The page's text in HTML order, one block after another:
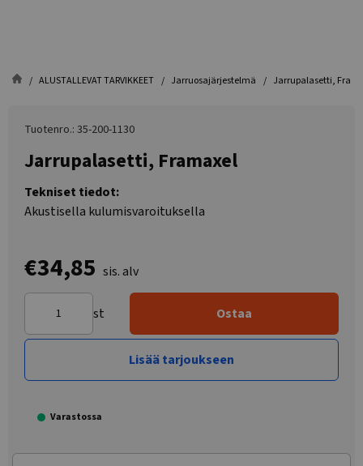
ALUSTALLEVAT TARVIKKEET Jarruosajärjestelmä Jarrupalasetti,
Tuotenro.: 35-200-1130
Jarrupalasetti, Framaxel
Tekniset tiedot:
Akustisella kulumisvaroituksella
€34,85 sis. alv
st Ostaa
Lisää tarjoukseen
Varastossa